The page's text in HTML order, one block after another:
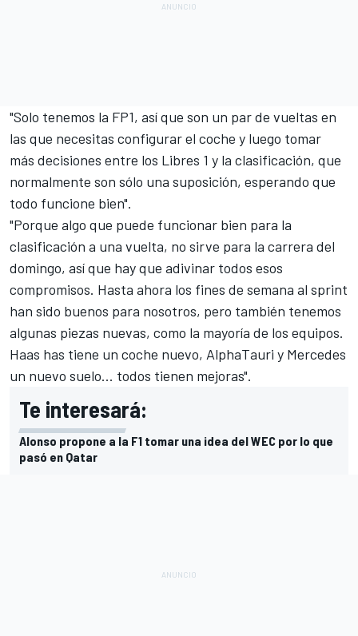
"Solo tenemos la FP1, así que son un par de vueltas en
las que necesitas configurar el coche y luego tomar
más decisiones entre los Libres 1 y la clasificación, que
normalmente son sólo una suposición, esperando que
todo funcione bien".
"Porque algo que puede funcionar bien para la
clasificación a una vuelta, no sirve para la carrera del
domingo, así que hay que adivinar todos esos
compromisos. Hasta ahora los fines de semana al sprint
han sido buenos para nosotros, pero también tenemos
algunas piezas nuevas, como la mayoría de los equipos.
Haas has tiene un coche nuevo, AlphaTauri y Mercedes
un nuevo suelo... todos tienen mejoras".
Te interesará:
Alonso propone a la F1 tomar una idea del WEC por lo que
pasó en Qatar